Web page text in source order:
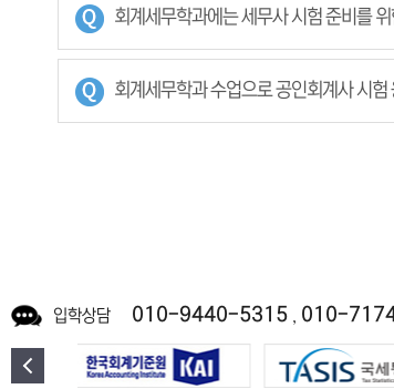
회계세무학과에는 세무사 시험 준비를
회계세무학과 수업으로 공인회계사 시
입학상담 010-9440-5315 010-